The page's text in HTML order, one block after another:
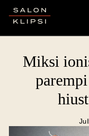
Salon Klipsi
Miksi